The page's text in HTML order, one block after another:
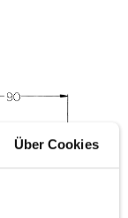
Über Cookies